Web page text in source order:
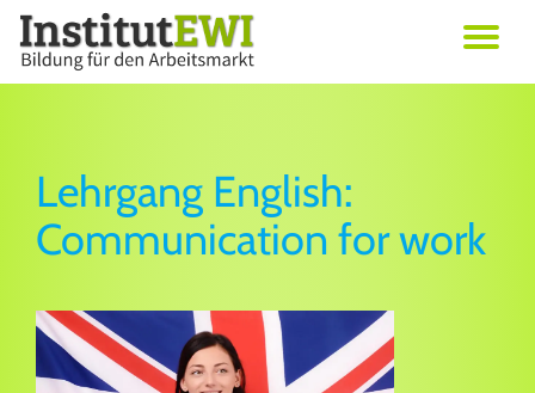
Skip
to
Lehrgang English:
Communication for work